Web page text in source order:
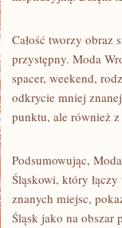
Całość tworzy obraz
przystępny. Moda
spacer, weekend,
odkrycie mniej
punktu, ale również
Podsumowując,
Śląskowi, który
znanych miejsc,
Śląsk jako na obszar